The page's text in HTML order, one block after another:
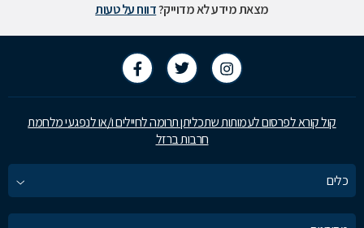
מצאת מידע לא מדוייק?דווח על טעות
קול קורא לפרסום לעמותות שתכליתן תרומה לחיילים ו/או לנפגעי מלחמת
חרבות ברזל
כלים